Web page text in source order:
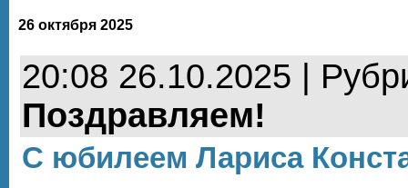
26 октября 2025
20:08 26.10.2025 |
Поздравляем!
С юбилеем Лариса